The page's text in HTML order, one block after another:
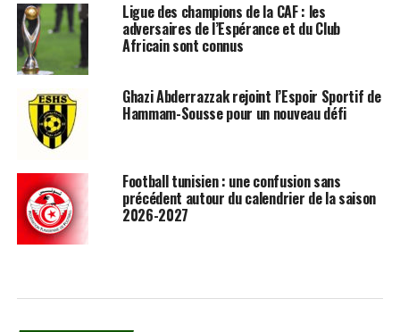
Ligue des champions de la CAF : les
adversaires de l’Espérance et du Club
Africain sont connus
Ghazi Abderrazzak rejoint l’Espoir Sportif de
Hammam-Sousse pour un nouveau défi
Football tunisien : une confusion sans
précédent autour du calendrier de la saison
2026-2027